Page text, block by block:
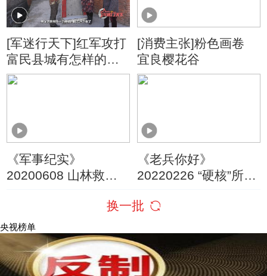
[军迷行天下]红军攻打
富民县城有怎样的经
历？
[消费主张]粉色画卷
宜良樱花谷
《军事纪实》
20200608 山林救火
《老兵你好》
20220226 “硬核”所长
重庆老兵”系列节目
换一批
央视榜单